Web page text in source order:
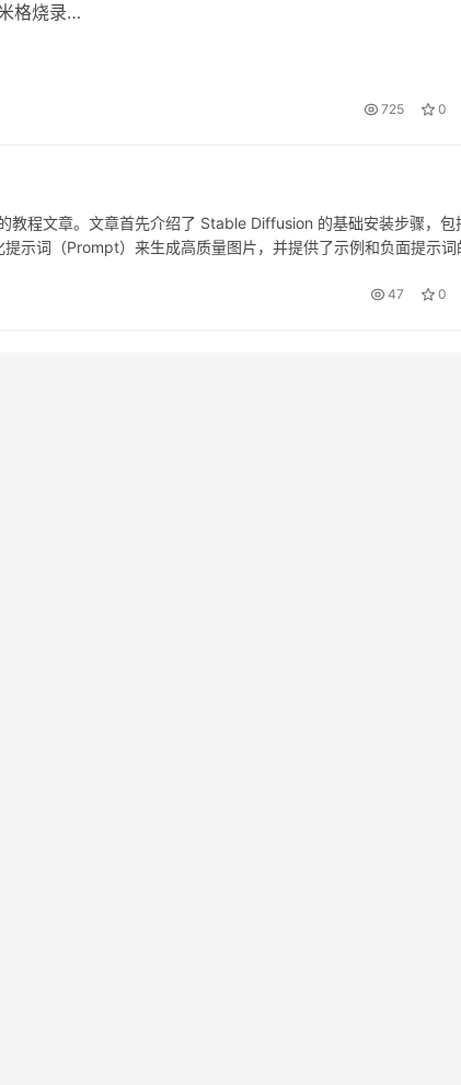
格烧录…
725 0
程文章。文章首先介绍了 Stable Diffusion 的基础安装步骤，包
示词（Prompt）来生成高质量图片，并提供了示例和负面提示词
规范，适合新手和进阶用户参考。
47 0